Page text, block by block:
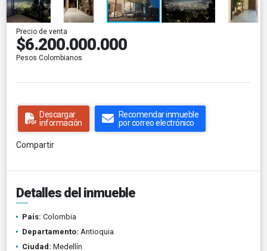
Precio de venta
$6.200.000.000
Pesos Colombianos
Descargar
información
Recomendar inmueble
por correo electrónico
Compartir
Detalles del inmueble
País: Colombia
Departamento: Antioquia
Ciudad: Medellín